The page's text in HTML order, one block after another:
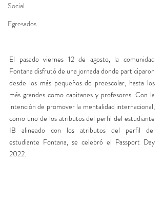
Social
Egresados
El pasado viernes 12 de agosto, la comunidad
Fontana disfrutó de una jornada donde participaron
desde los más pequeños de preescolar, hasta los
más grandes como capitanes y profesores. Con la
intención de promover la mentalidad internacional,
como uno de los atributos del perfil del estudiante
IB alineado con los atributos del perfil del
estudiante Fontana, se celebró el Passport Day
2022.